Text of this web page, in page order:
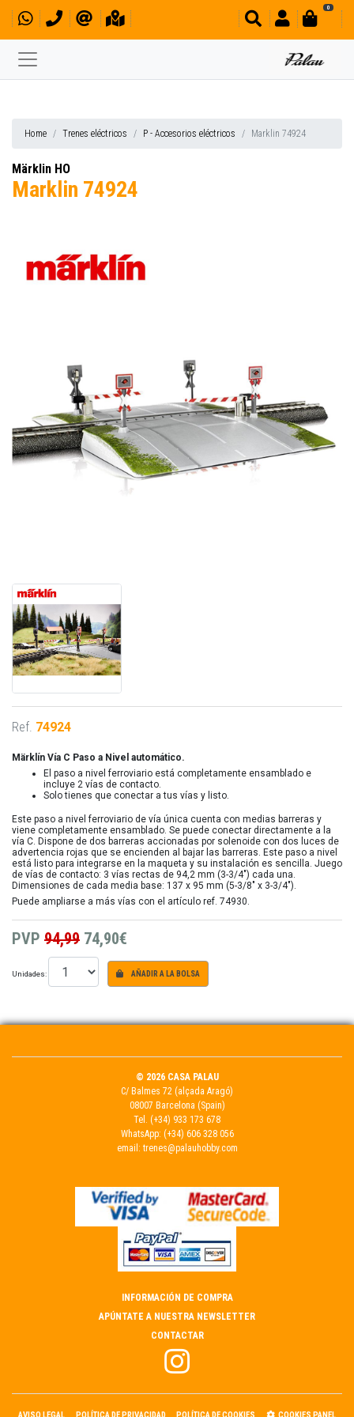
0
Home Trenes eléctricos P - Accesorios eléctricos Marklin 74924
Märklin HO
Marklin 74924
Ref. 74924
Märklín Vía C Paso a Nivel automático.
El paso a nivel ferroviario está completamente ensamblado e
incluye 2 vías de contacto.
Solo tienes que conectar a tus vías y listo.
Este paso a nivel ferroviario de vía única cuenta con medias barreras y
viene completamente ensamblado. Se puede conectar directamente a la
vía C. Dispone de dos barreras accionadas por solenoide con dos luces de
advertencia rojas que se encienden al bajar las barreras. Este paso a nivel
está listo para integrarse en la maqueta y su instalación es sencilla. Juego
de vías de contacto: 3 vías rectas de 94,2 mm (3-3/4") cada una.
Dimensiones de cada media base: 137 x 95 mm (5-3/8" x 3-3/4").
Puede ampliarse a más vías con el artículo ref. 74930.
PVP 94,99 74,90€
Unidades: AÑADIR A LA BOLSA
© 2026 CASA PALAU
C/ Balmes 72 (alçada Aragó)
08007 Barcelona (Spain)
Tel. (+34) 933 173 678
WhatsApp: (+34) 606 328 056
email: trenes@palauhobby.com
INFORMACIÓN DE COMPRA
APÚNTATE A NUESTRA NEWSLETTER
CONTACTAR
AVISO LEGAL POLÍTICA DE PRIVACIDAD POLÍTICA DE COOKIES COOKIES PANEL